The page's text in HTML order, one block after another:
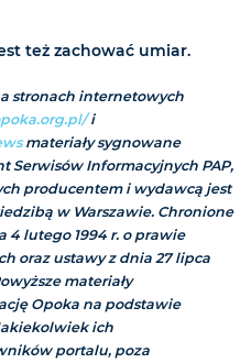
też zachować umiar.
stronach internetowych
i
materiały sygnowane
Serwisów Informacyjnych PAP,
producentem i wydawcą jest
w Warszawie. Chronione
4 lutego 1994 r. o prawie
oraz ustawy z dnia 27 lipca
materiały
Opoka na podstawie
ich
portalu, poza